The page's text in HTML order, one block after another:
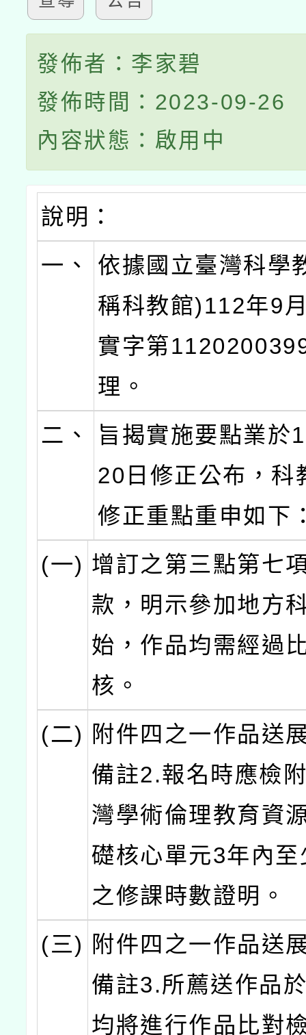
發佈者：李家碧
發佈時間：2023-09-26
內容狀態：啟用中
說明：
一、
依據國立臺灣科學
稱科教館)112年9
實字第
理。
二、
旨揭實施要點業於
20日修正公布，科
修正重點重申如下
(一) 增訂之第三點第七
款，明示參加地方
始，作品均需經過
核。
(二) 附件四之一作品送
備註2.報名時應檢
灣學術倫理教育資
礎核心單元3年內
之修課時數證明。
(三) 附件四之一作品送
備註3.所薦送作品
均將進行作品比對